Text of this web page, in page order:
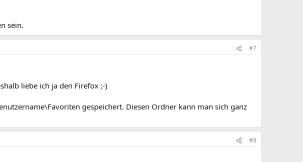
sein.
#7
liebe ich ja den Firefox ;-)
gespeichert. Diesen Ordner kann man sich ganz
#8